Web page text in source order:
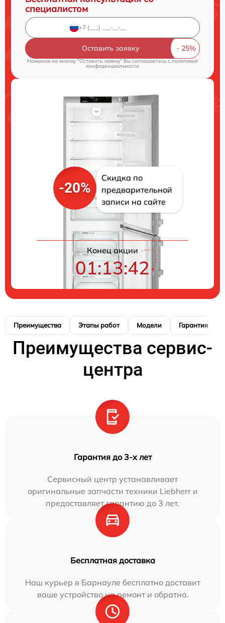
специалистом
Оставить заявку
Нажимая на кнопку "Оставить заявку" Вы соглашаетесь cполитикой
конфиденциальности
-20%
Скидка по
предварительной
записи на сайте
Конец акции
01:13:41
Преимущества Этапы работ Модели Гарантия
Преимущества сервис-
центра
Гарантия до 3-х лет
Сервисный центр устанавливает
оригинальные запчасти техники Liebherr и
предоставляет гарантию до 3 лет.
Бесплатная доставка
Наш курьер в Барнауле бесплатно доставит
ваше устройство на ремонт и обратно.